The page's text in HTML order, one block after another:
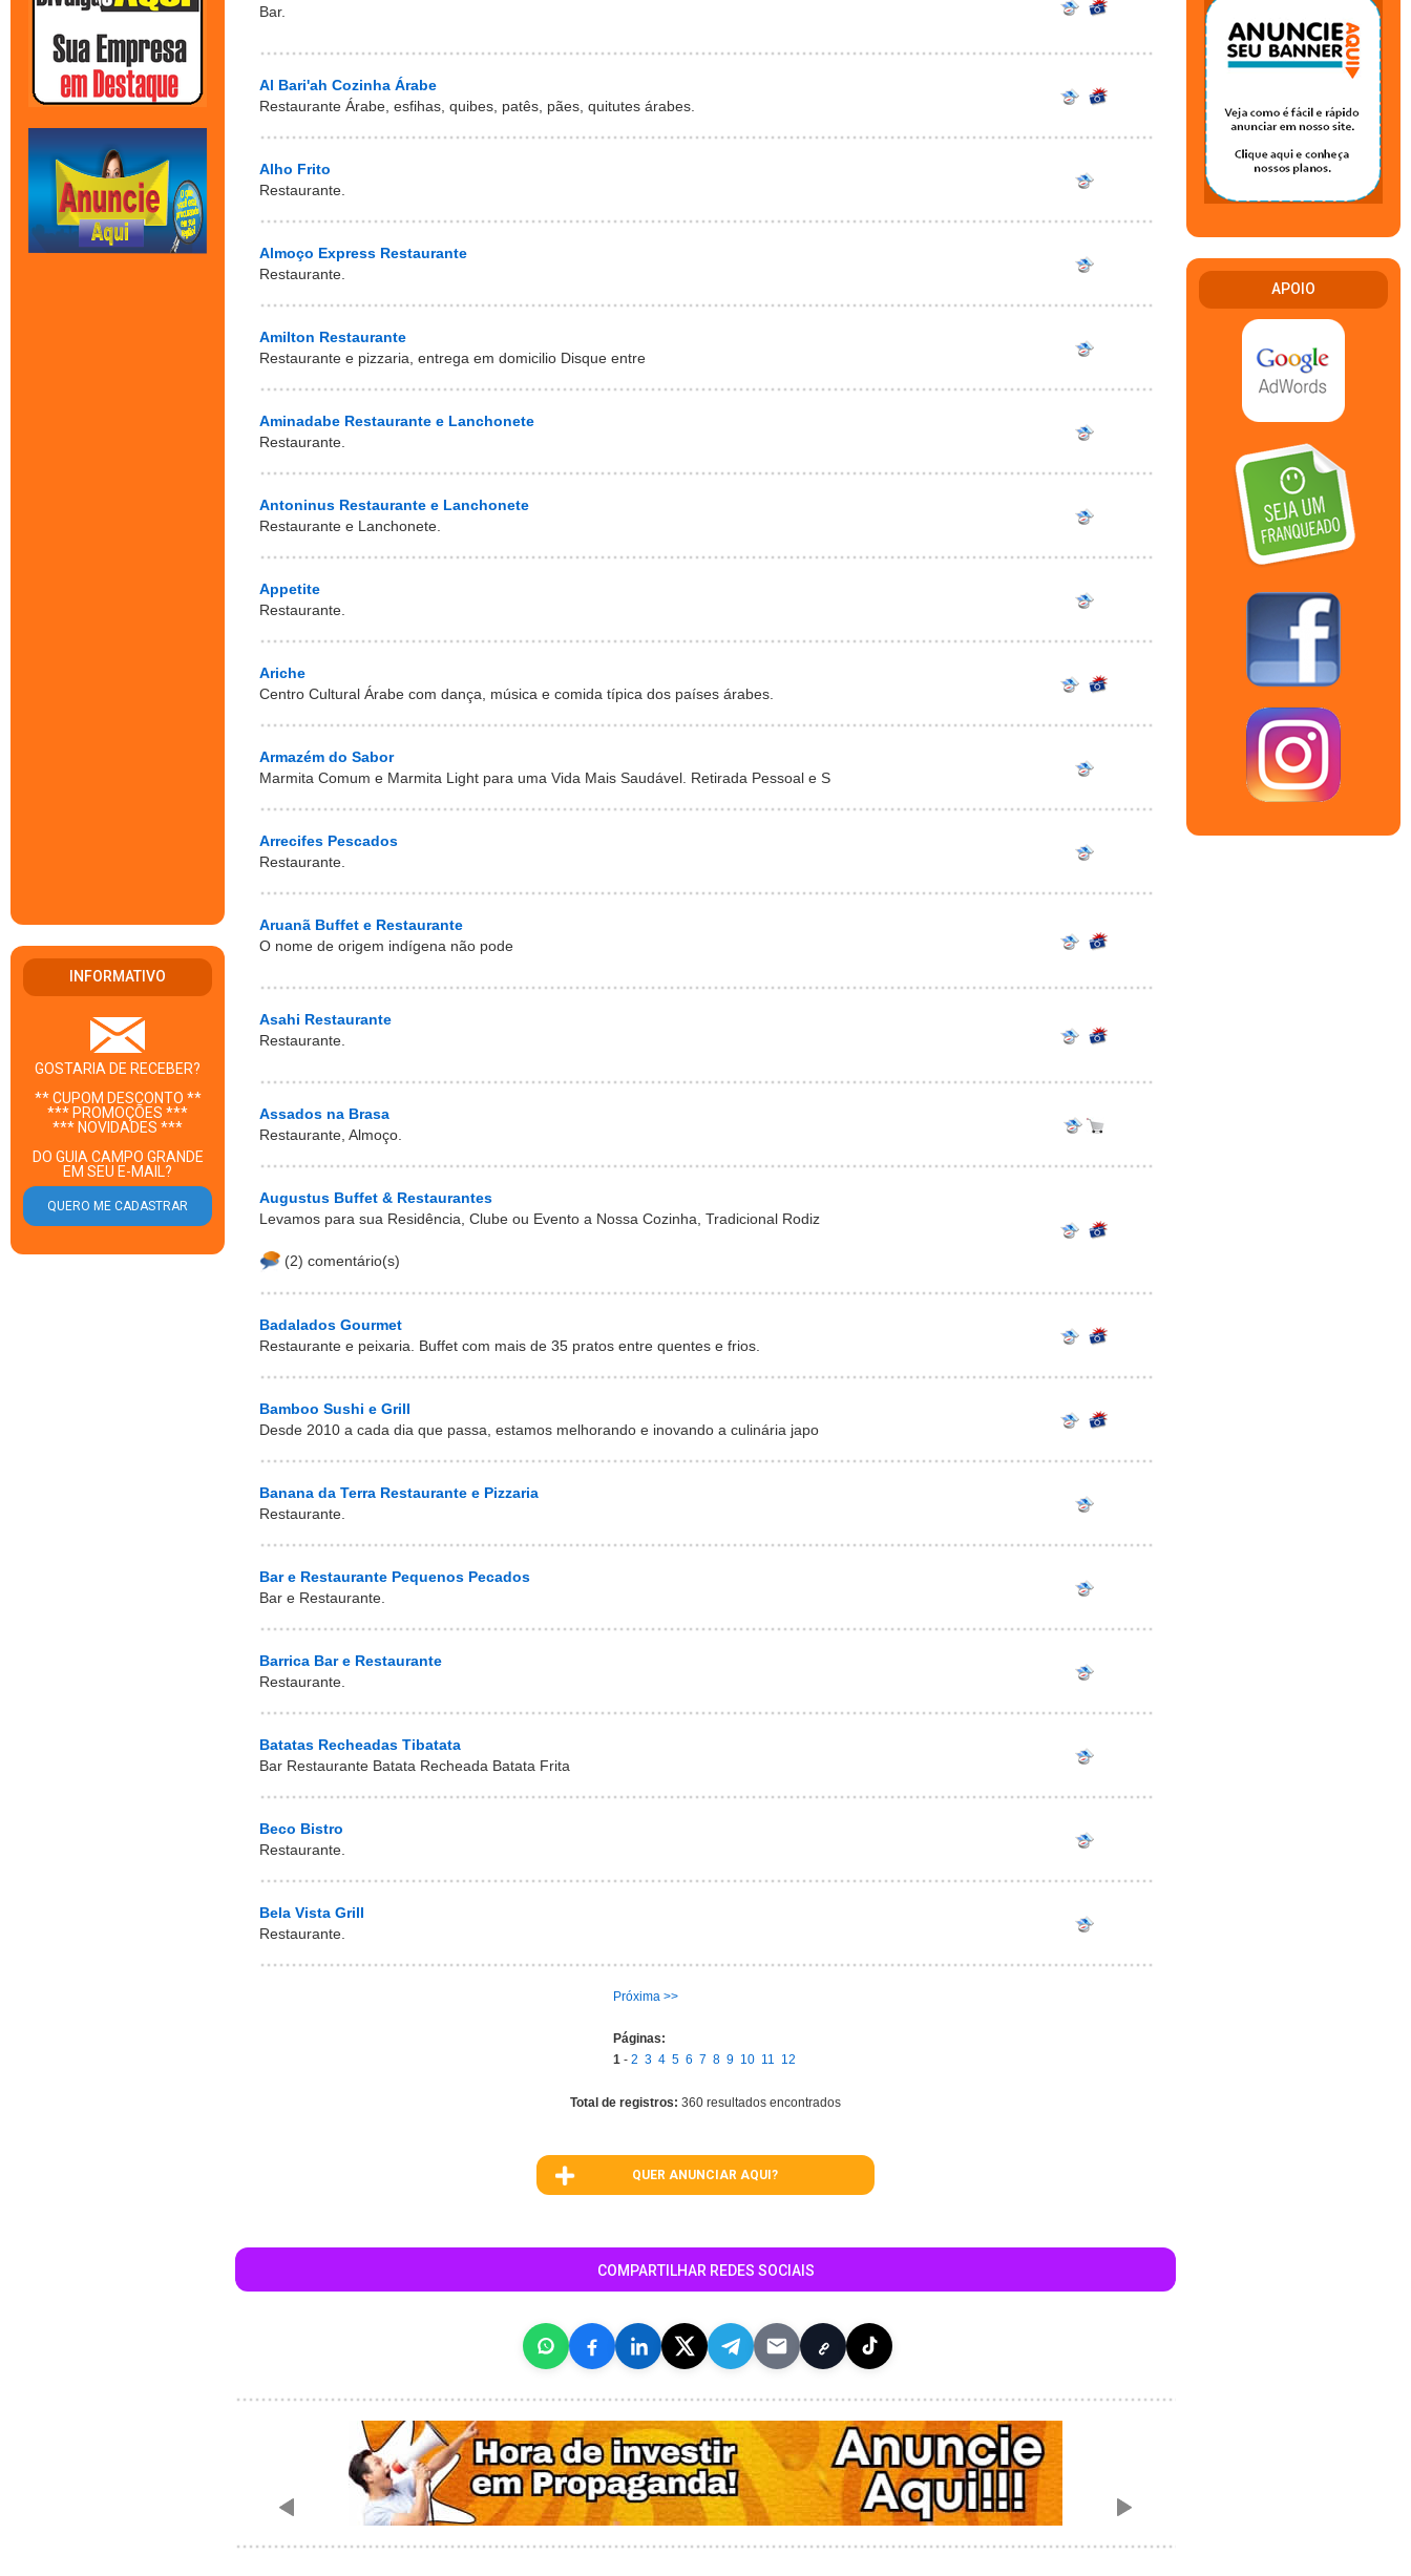
INFORMATIVO
GOSTARIA DE RECEBER?
** CUPOM DESCONTO **
*** PROMOÇÕES ***
*** NOVIDADES ***
DO GUIA CAMPO GRANDE
EM SEU E-MAIL?
Bar.
Al Bari'ah Cozinha Árabe
Restaurante Árabe, esfihas, quibes, patês, pães, quitutes árabes.
Alho Frito
Restaurante.
Almoço Express Restaurante
Restaurante.
Amilton Restaurante
Restaurante e pizzaria, entrega em domicilio Disque entre
Aminadabe Restaurante e Lanchonete
Restaurante.
Antoninus Restaurante e Lanchonete
Restaurante e Lanchonete.
Appetite
Restaurante.
Ariche
Centro Cultural Árabe com dança, música e comida típica dos países árabes.
Armazém do Sabor
Marmita Comum e Marmita Light para uma Vida Mais Saudável. Retirada Pessoal e S
Arrecifes Pescados
Restaurante.
Aruanã Buffet e Restaurante
O nome de origem indígena não pode
Asahi Restaurante
Restaurante.
Assados na Brasa
Restaurante, Almoço.
Augustus Buffet & Restaurantes
Levamos para sua Residência, Clube ou Evento a Nossa Cozinha, Tradicional Rodiz
(2) comentário(s)
Badalados Gourmet
Restaurante e peixaria. Buffet com mais de 35 pratos entre quentes e frios.
Bamboo Sushi e Grill
Desde 2010 a cada dia que passa, estamos melhorando e inovando a culinária japo
Banana da Terra Restaurante e Pizzaria
Restaurante.
Bar e Restaurante Pequenos Pecados
Bar e Restaurante.
Barrica Bar e Restaurante
Restaurante.
Batatas Recheadas Tibatata
Bar Restaurante Batata Recheada Batata Frita
Beco Bistro
Restaurante.
Bela Vista Grill
Restaurante.
Próxima >>
Páginas:
1- 2 3 4 5 6 7 8 9 10 11 12
Total de registros: 360 resultados encontrados
QUER ANUNCIAR AQUI?
COMPARTILHAR REDES SOCIAIS
APOIO